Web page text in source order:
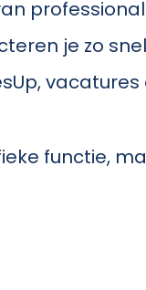
je zo
vacatures
functie,